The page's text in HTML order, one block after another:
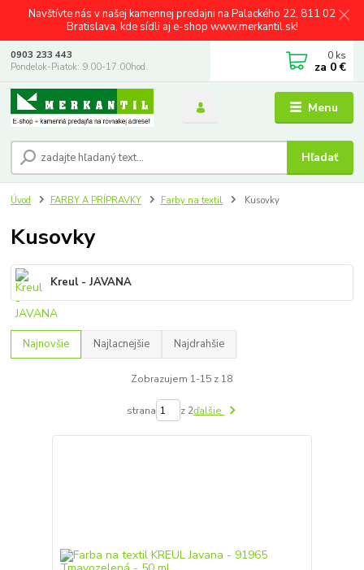
Navštívte nás v našej kamennej predajni na Palackého 22, 811 02
Bratislava, kde sídli aj e-shop www.merkantil.sk!
Menu
Hľadať
0903 233 443
Pondelok-Piatok: 9.00-17.00hod.
0 ks
za 0 €
Úvod FARBY A PRÍPRAVKY Farby na textil Kusovky
Kusovky
Kreul - JAVANA
Najnovšie Najlacnejšie Najdrahšie
Zobrazujem 1-15 z 18
strana z 2ďalšie